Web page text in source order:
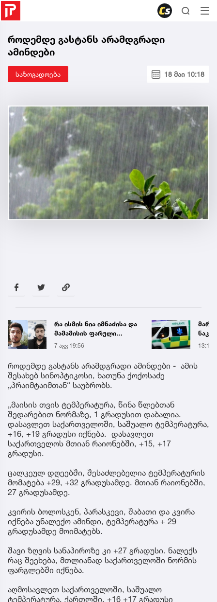
როდემდე გასტანს არამდგრადი
ამინდები
საზოგადოება 18 მაი 10:18
რა ისმის ნია იმნაძისა და
მამამისის ფარული
ჩანაწერიდან - გიგა
ავალიანის მკვლელობის
საქმე
7 აგვ 19:56 13:15
როდემდე გასტანს არამდგრადი ამინდები - ამის
შესახებ სინოპტიკოსი, ხათუნა ქოქოსაძე
„პრაიმტაიმთან“ საუბრობს.
„მაისის თვის ტემპერატურა, წინა წლებთან
შედარებით ნორმაზე, 1 გრადუსით დაბალია.
დასავლეთ საქართველოში, საშუალო ტემპერატურა,
+16, +19 გრადუსი იქნება. დასავლეთ
საქართველოს მთიან რაიონებში, +15, +17
გრადუსი.
ცალკეულ დღეებში, შესაძლებელია ტემპერატურის
მომატება +29, +32 გრადუსამდე. მთიან რაიონებში,
27 გრადუსამდე.
კვირის ბოლოსკენ, პარასკევი, შაბათი და კვირა
იქნება უნალექო ამინდი, ტემპერატურა + 29
გრადუსამდე მოიმატებს.
შავი ზღვის სანაპიროზე კი +27 გრადუსი. ნალექს
რაც შეეხება, მთლიანად საქართველოში ნორმის
ფარგლებში იქნება.
აღმოსავლეთ საქართველოში, საშუალო
ტემპერატურა, ქართლში, +16 +17 გრადუსი